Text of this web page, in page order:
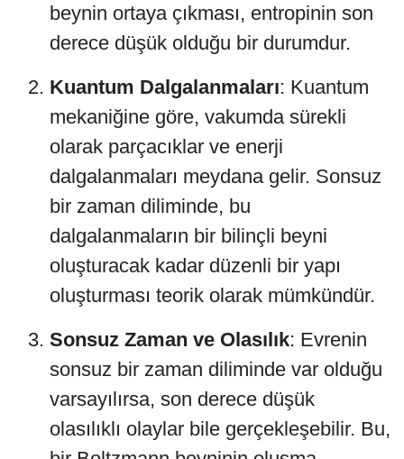
beynin ortaya çıkması, entropinin son
derece düşük olduğu bir durumdur.
Kuantum Dalgalanmaları: Kuantum
mekaniğine göre, vakumda sürekli
olarak parçacıklar ve enerji
dalgalanmaları meydana gelir. Sonsuz
bir zaman diliminde, bu
dalgalanmaların bir bilinçli beyni
oluşturacak kadar düzenli bir yapı
oluşturması teorik olarak mümkündür.
Sonsuz Zaman ve Olasılık: Evrenin
sonsuz bir zaman diliminde var olduğu
varsayılırsa, son derece düşük
olasılıklı olaylar bile gerçekleşebilir. Bu,